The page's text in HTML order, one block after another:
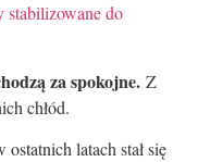
stabilizowane do
za spokojne. Z
chłód.
latach stał się